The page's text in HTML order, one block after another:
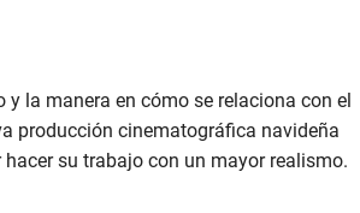
la manera en cómo se relaciona con el
producción cinematográfica navideña
su trabajo con un mayor realismo.